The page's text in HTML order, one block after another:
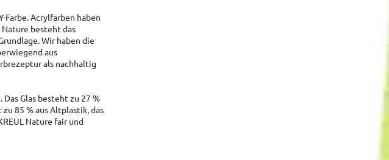
Farbe. Acrylfarben haben
Nature besteht das
Wir haben die
aus
als nachhaltig
Glas besteht zu 27 %
85 % aus Altplastik, das
Nature fair und